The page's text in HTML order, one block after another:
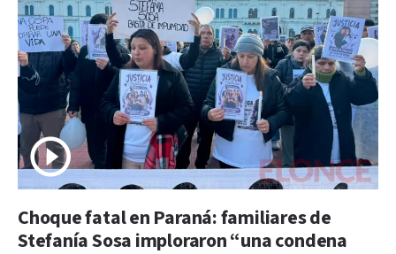
Choque fatal en Paraná: familiares de
Stefanía Sosa imploraron “una condena